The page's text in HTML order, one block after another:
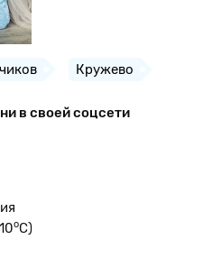
Кружево
в своей соцсети
oС)